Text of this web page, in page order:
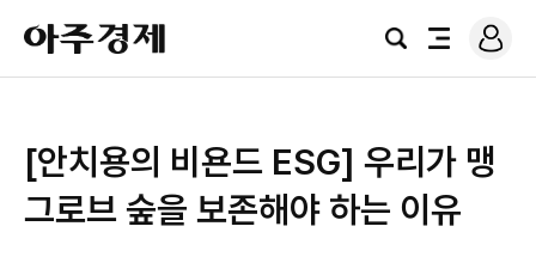
아
주
경
검
전
로
그
​[안치용의 비욘드 ESG] 우리가 맹
그로브 숲을 보존해야 하는 이유